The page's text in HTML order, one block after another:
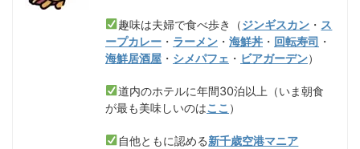
趣味は夫婦で食べ歩き（ジンギスカン ・ ス
ープカレー ・ ラーメン ・ 海鮮丼 ・ 回転寿司 ・
海鮮居酒屋 ・ シメパフェ ・ ビアガーデン）
道内のホテルに年間30泊以上（いま朝食
が最も美味しいのはここ ）
自他ともに認める新千歳空港マニア